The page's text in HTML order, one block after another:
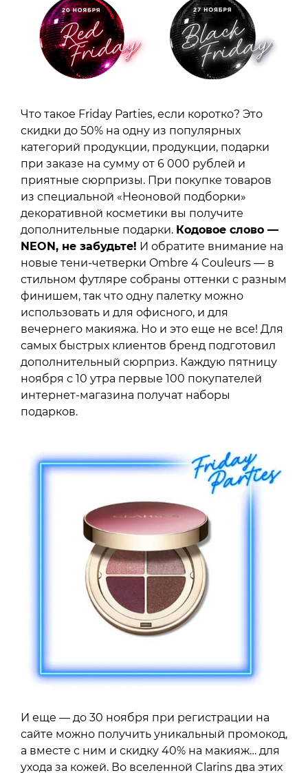
Что такое Friday Parties, если коротко? Это
скидки до 50% на одну из популярных
категорий продукции, продукции, подарки
при заказе на сумму от 6 000 рублей и
приятные сюрпризы. При покупке товаров
из специальной «Неоновой подборки»
декоративной косметики вы получите
дополнительные подарки. Кодовое слово —
NEON, не забудьте! И обратите внимание на
новые тени-четверки Ombre 4 Couleurs — в
стильном футляре собраны оттенки с разным
финишем, так что одну палетку можно
использовать и для офисного, и для
вечернего макияжа. Но и это еще не все! Для
самых быстрых клиентов бренд подготовил
дополнительный сюрприз. Каждую пятницу
ноября с 10 утра первые 100 покупателей
интернет-магазина получат наборы
подарков.
И еще — до 30 ноября при регистрации на
сайте можно получить уникальный промокод,
а вместе с ним и скидку 40% на макияж… для
ухода за кожей. Во вселенной Clarins два этих